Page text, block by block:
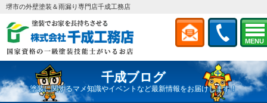
MENU
堺市の外壁塗装＆雨漏り専門店千成工務店
千成ブログ
塗装に関するマメ知識やイベントなど最新情報をお届けします！